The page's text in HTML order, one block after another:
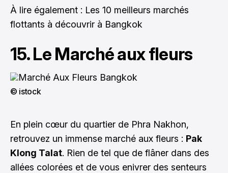
À lire également : Les 10 meilleurs marchés
flottants à découvrir à Bangkok
15. Le Marché aux fleurs
© istock
En plein cœur du quartier de Phra Nakhon,
retrouvez un immense marché aux fleurs : Pak
Klong Talat. Rien de tel que de flâner dans des
allées colorées et de vous enivrer des senteurs